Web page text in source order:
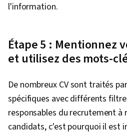
l'information.
Étape 5 : Mentionnez
et utilisez des mots-
De nombreux CV sont traités
spécifiques avec différents
responsables du recrutement à
candidats, c'est pourquoi il est